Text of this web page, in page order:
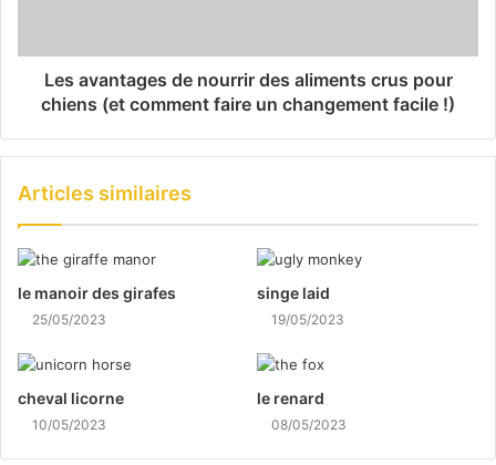
Les avantages de nourrir des aliments crus pour
chiens (et comment faire un changement facile !)
Articles similaires
le manoir des girafes
25/05/2023
singe laid
19/05/2023
cheval licorne
10/05/2023
le renard
08/05/2023